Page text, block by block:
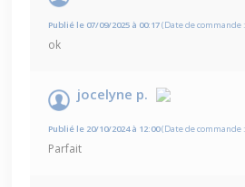
Publié le 07/09/2025 à 00:17(Date de commande
ok
jocelyne p.
Publié le 20/10/2024 à 12:00(Date de commande
Parfait